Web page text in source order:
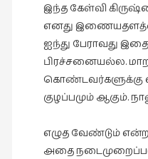
இந்த கேள்வி
எனது
ஐந்து பேராவது
பிரச்சனையல்ல.
கொண்டவர்களுக்கு
குழப்பமும் ஆகும்.
எழுத வேண்டும்
அதை